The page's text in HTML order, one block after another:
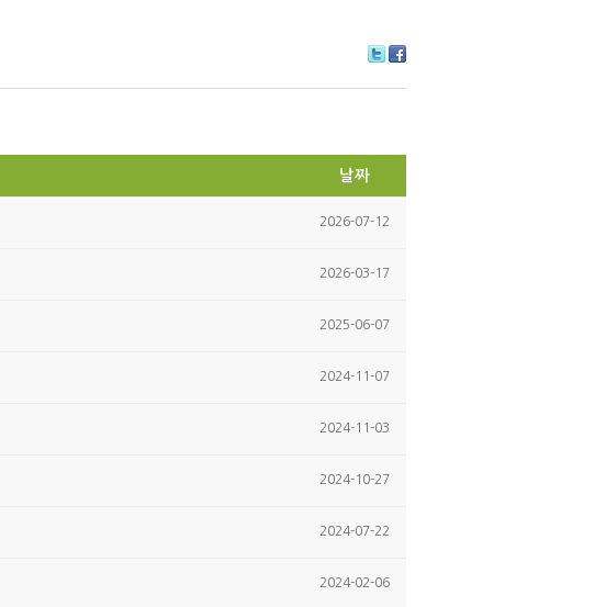
itte ce
날짜
2026-07-12
2026-03-17
2025-06-07
2024-11-07
2024-11-03
2024-10-27
2024-07-22
2024-02-06